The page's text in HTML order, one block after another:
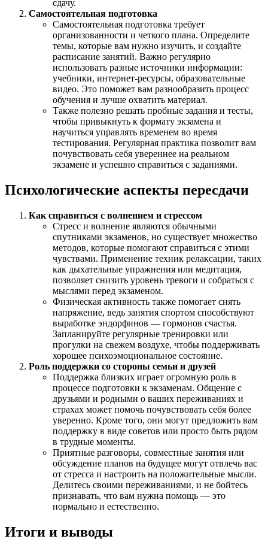
сдачу.
Самостоятельная подготовка
Самостоятельная подготовка требует
организованности и четкого плана. Определите
темы, которые вам нужно изучить, и создайте
расписание занятий. Важно регулярно
использовать разные источники информации:
учебники, интернет-ресурсы, образовательные
видео. Это поможет вам разнообразить процесс
обучения и лучше охватить материал.
Также полезно решать пробные задания и тесты,
чтобы привыкнуть к формату экзамена и
научиться управлять временем во время
тестирования. Регулярная практика позволит вам
почувствовать себя увереннее на реальном
экзамене и успешно справиться с заданиями.
Психологические аспекты пересдачи
Как справиться с волнением и стрессом
Стресс и волнение являются обычными
спутниками экзаменов, но существует множество
методов, которые помогают справиться с этими
чувствами. Применение техник релаксации, таких
как дыхательные упражнения или медитация,
позволяет снизить уровень тревоги и собраться с
мыслями перед экзаменом.
Физическая активность также помогает снять
напряжение, ведь занятия спортом способствуют
выработке эндорфинов — гормонов счастья.
Запланируйте регулярные тренировки или
прогулки на свежем воздухе, чтобы поддерживать
хорошее психоэмоциональное состояние.
Роль поддержки со стороны семьи и друзей
Поддержка близких играет огромную роль в
процессе подготовки к экзаменам. Общение с
друзьями и родными о ваших переживаниях и
страхах может помочь почувствовать себя более
уверенно. Кроме того, они могут предложить вам
поддержку в виде советов или просто быть рядом
в трудные моменты.
Приятные разговоры, совместные занятия или
обсуждение планов на будущее могут отвлечь вас
от стресса и настроить на положительные мысли.
Делитесь своими переживаниями, и не бойтесь
признавать, что вам нужна помощь — это
нормально и естественно.
Итоги и выводы